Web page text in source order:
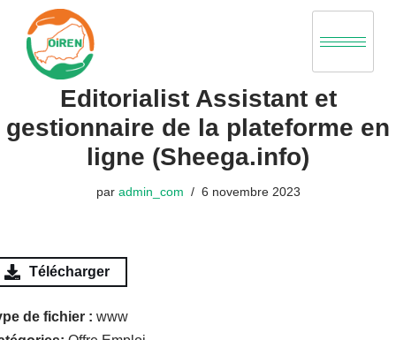
Aller
Editorialist Assistant et
gestionnaire de la plateforme en
ligne (Sheega.info)
par admin_com 6 novembre 2023
Télécharger
de fichier : www